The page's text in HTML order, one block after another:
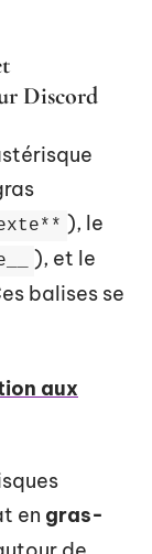
Discord
), le
), et le
balises se
aux
en gras-